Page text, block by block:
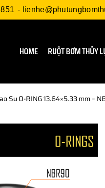
-
HOME RUỘT BƠM THỦY
Su O-RING 13.64×5.33 mm –